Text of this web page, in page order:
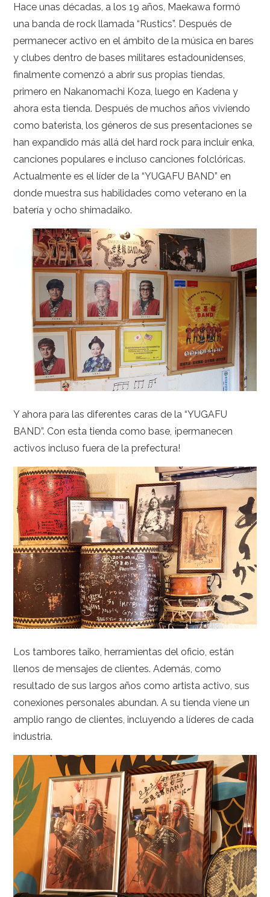
Hace unas décadas, a los 19 años, Maekawa formó
una banda de rock llamada “Rustics”. Después de
permanecer activo en el ámbito de la música en bares
y clubes dentro de bases militares estadounidenses,
finalmente comenzó a abrir sus propias tiendas,
primero en Nakanomachi Koza, luego en Kadena y
ahora esta tienda. Después de muchos años viviendo
como baterista, los géneros de sus presentaciones se
han expandido más allá del hard rock para incluir enka,
canciones populares e incluso canciones folclóricas.
Actualmente es el líder de la “YUGAFU BAND” en
donde muestra sus habilidades como veterano en la
batería y ocho shimadaiko.
Y ahora para las diferentes caras de la “YUGAFU
BAND”. Con esta tienda como base, ¡permanecen
activos incluso fuera de la prefectura!
Los tambores taiko, herramientas del oficio, están
llenos de mensajes de clientes. Además, como
resultado de sus largos años como artista activo, sus
conexiones personales abundan. A su tienda viene un
amplio rango de clientes, incluyendo a líderes de cada
industria.